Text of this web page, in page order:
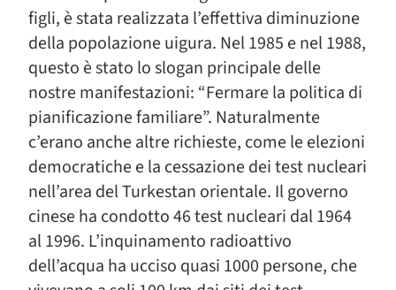
figli, è stata realizzata l’effettiva diminuzione
della popolazione uigura. Nel 1985 e nel 1988,
questo è stato lo slogan principale delle
nostre manifestazioni: “Fermare la politica di
pianificazione familiare”. Naturalmente
c’erano anche altre richieste, come le elezioni
democratiche e la cessazione dei test nucleari
nell’area del Turkestan orientale. Il governo
cinese ha condotto 46 test nucleari dal 1964
al 1996. L’inquinamento radioattivo
dell’acqua ha ucciso quasi 1000 persone, che